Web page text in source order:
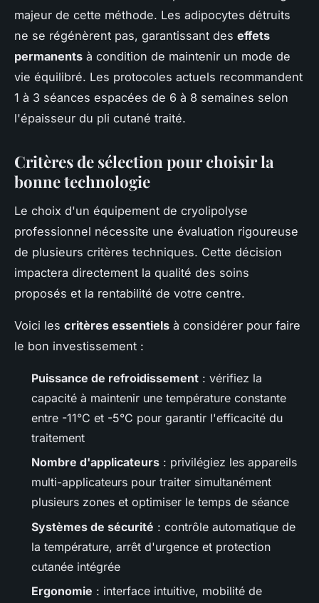
majeur de cette méthode. Les adipocytes détruits
ne se régénèrent pas, garantissant des effets
permanents à condition de maintenir un mode de
vie équilibré. Les protocoles actuels recommandent
1 à 3 séances espacées de 6 à 8 semaines selon
l'épaisseur du pli cutané traité.
Critères de sélection pour choisir la
bonne technologie
Le choix d'un équipement de cryolipolyse
professionnel nécessite une évaluation rigoureuse
de plusieurs critères techniques. Cette décision
impactera directement la qualité des soins
proposés et la rentabilité de votre centre.
Voici les critères essentiels à considérer pour faire
le bon investissement :
Puissance de refroidissement : vérifiez la
capacité à maintenir une température constante
entre -11°C et -5°C pour garantir l'efficacité du
traitement
Nombre d'applicateurs : privilégiez les appareils
multi-applicateurs pour traiter simultanément
plusieurs zones et optimiser le temps de séance
Systèmes de sécurité : contrôle automatique de
la température, arrêt d'urgence et protection
cutanée intégrée
Ergonomie : interface intuitive, mobilité de